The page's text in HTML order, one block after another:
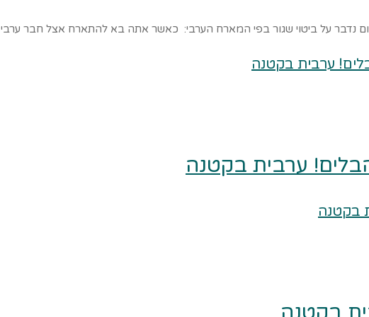
נדבר על ביטוי שגור בפי המארח הערבי: כאשר אתה בא להתארח אצל חבר ערבי
ערבית בקטנה